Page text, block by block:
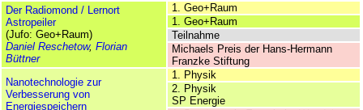
Der Radiomond / Lernort
Astropeiler
(Jufo: Geo+Raum)
Daniel Reschetow, Florian
Büttner
1. Geo+Raum
1. Geo+Raum
Teilnahme
Michaels Preis der Hans-Hermann
Franzke Stiftung
Nano­technologie zur
Verbesserung von
Energiespeichern
1. Physik
2. Physik
SP Energie